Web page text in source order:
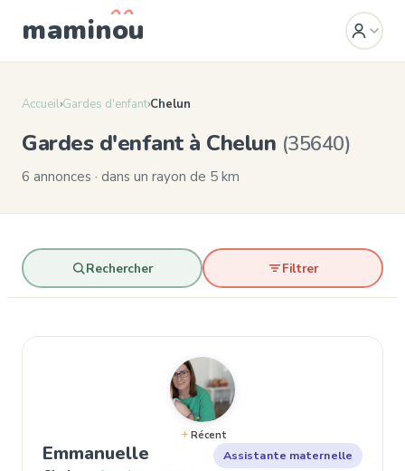
maminou
Accueil›Gardes d'enfant›Chelun
Gardes d'enfant à Chelun (35640)
6 annonces · dans un rayon de 5 km
Rechercher Filtrer
Récent
Emmanuelle , Garde d'enfant à Chelun
Assistante maternelle